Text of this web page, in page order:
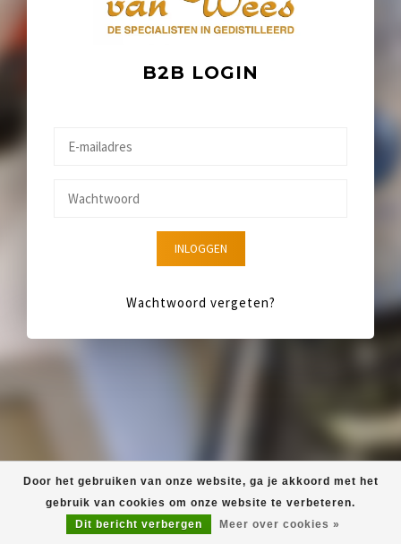
B2B LOGIN
INLOGGEN
Wachtwoord vergeten?
Door het gebruiken van onze website, ga je akkoord met het
gebruik van cookies om onze website te verbeteren.
Dit bericht verbergen
Meer over cookies »